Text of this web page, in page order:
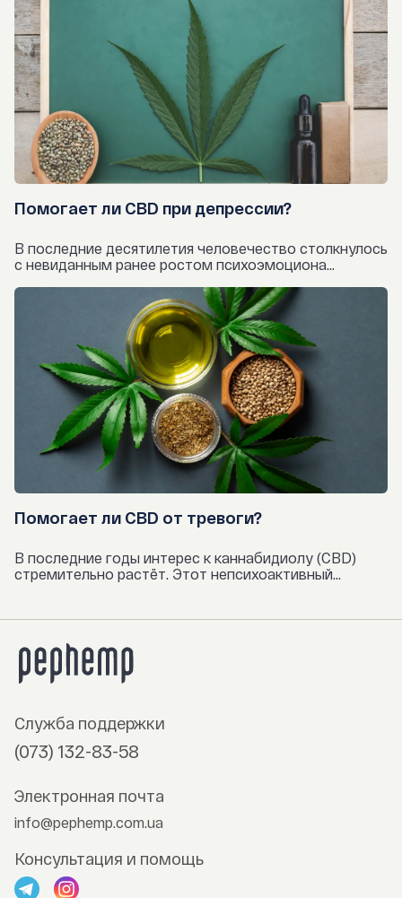
Помогает ли CBD при депрессии?
В последние десятилетия человечество столкнулось
с невиданным ранее ростом психоэмоциона...
Помогает ли CBD от тревоги?
В последние годы интерес к каннабидиолу (CBD)
стремительно растёт. Этот непсихоактивный...
Служба поддержки
(073) 132-83-58
Электронная почта
info@pephemp.com.ua
Консультация и помощь